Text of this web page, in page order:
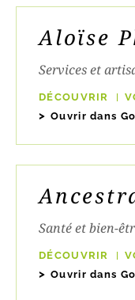
Aloïse
Services et
DÉCOUVRIR
Ouvrir dans
Santé et bien-
DÉCOUVRIR
Ouvrir dans